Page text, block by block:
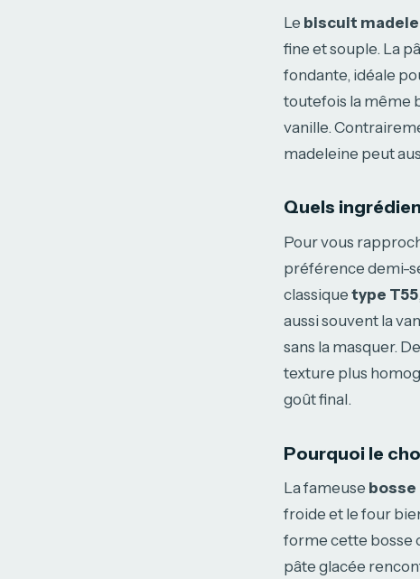
Le biscuit
fine et souple. La
fondante, idéale
toutefois la même
vanille.
madeleine peut
Quels
Pour vous
préférence demi-
classique type T55
aussi souvent la
sans la masquer.
texture plus
goût final.
Pourquoi le
La fameuse bosse
froide et le four
forme cette bosse
pâte glacée